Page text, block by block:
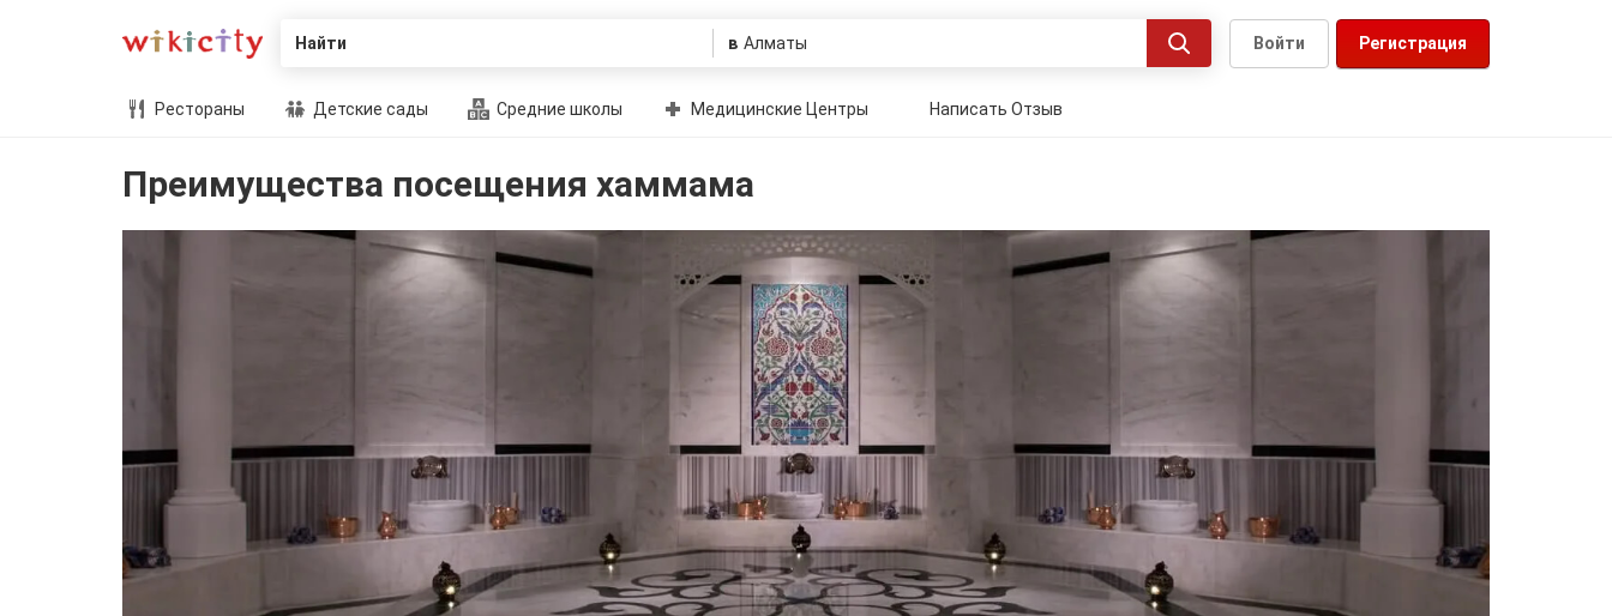
Найти в Регистрация
Войти
Рестораны Детские сады Средние школы Медицинские Центры Написать Отзыв
Преимущества посещения хаммама